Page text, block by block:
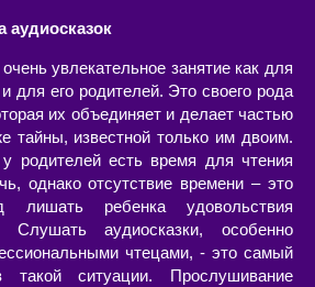
аудиосказок
увлекательное занятие как для
для его родителей. Это своего рода
их объединяет и делает частью
тайны, известной только им двоим.
родителей есть время для чтения
однако отсутствие времени – это
ребенка удовольствия
Слушать аудиосказки, особенно
чтецами, - это самый
ситуации. Прослушивание